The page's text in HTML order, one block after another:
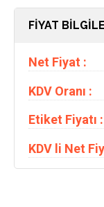
FİYAT
Net Fiyat :
KDV Oranı :
Etiket Fiyatı :
KDV li Net